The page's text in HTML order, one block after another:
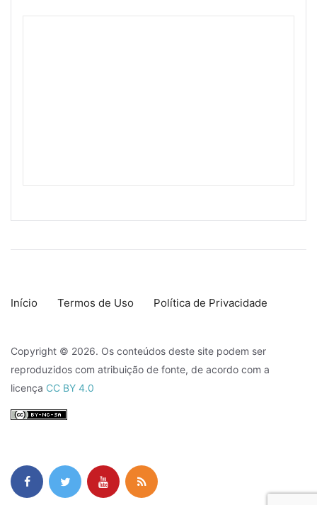
Início Termos de Uso Política de Privacidade
Copyright © 2026. Os conteúdos deste site podem ser
reproduzidos com atribuição de fonte, de acordo com a
licença CC BY 4.0